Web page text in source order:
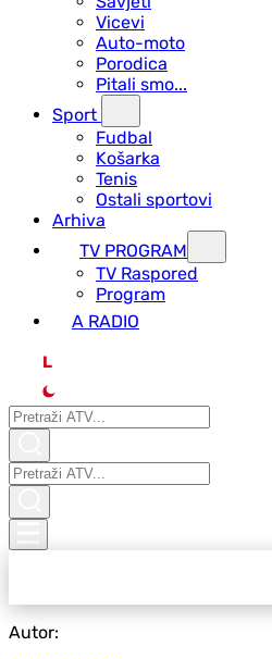
Vicevi
Auto-moto
Porodica
Pitali smo...
Sport
Fudbal
Košarka
Tenis
Ostali sportovi
Arhiva
TV PROGRAM
ТV Raspored
Program
A RADIO
L
Autor: